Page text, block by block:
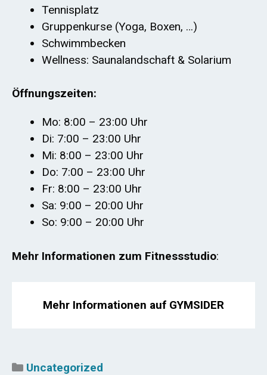
Tennisplatz
Gruppenkurse (Yoga, Boxen, …)
Schwimmbecken
Wellness: Saunalandschaft & Solarium
Öffnungszeiten:
Mo: 8:00 – 23:00 Uhr
Di: 7:00 – 23:00 Uhr
Mi: 8:00 – 23:00 Uhr
Do: 7:00 – 23:00 Uhr
Fr: 8:00 – 23:00 Uhr
Sa: 9:00 – 20:00 Uhr
So: 9:00 – 20:00 Uhr
Mehr Informationen zum Fitnessstudio:
Mehr Informationen auf GYMSIDER
Kategorien
Uncategorized